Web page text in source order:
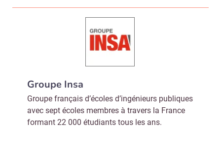
Groupe Insa
Groupe français d’écoles d’ingénieurs publiques
avec sept écoles membres à travers la France
formant 22 000 étudiants tous les ans.